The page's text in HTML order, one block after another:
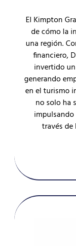
El Kimpton
de cómo la
una región.
financiero,
invertido
generando
en el turismo
no solo ha
través